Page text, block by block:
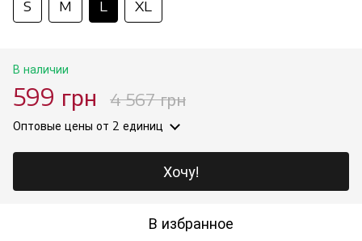
S M L XL
В наличии
599 грн 4 567 грн
Оптовые цены от 2 единиц
Хочу!
В избранное